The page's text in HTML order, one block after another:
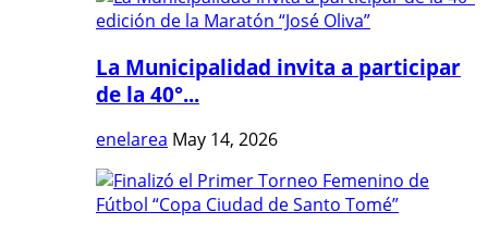
La Municipalidad invita a participar
de la 40°...
enelarea May 14, 2026